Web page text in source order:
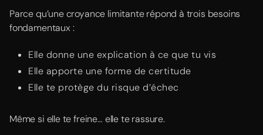
Parce qu’une croyance limitante répond à trois besoins
fondamentaux :
Elle donne une explication à ce que tu vis
Elle apporte une forme de certitude
Elle te protège du risque d’échec
Même si elle te freine… elle te rassure.